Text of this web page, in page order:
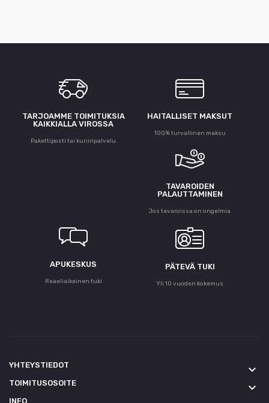
TARJOAMME TOIMITUKSIA
KAIKKIALLA VIROSSA
Pakettiposti tai kuriiripalvelu
HAITALLISET MAKSUT
100% turvallinen maksu
TAVAROIDEN
PALAUTTAMINEN
Jos tavaroissa on ongelmia
APUKESKUS
Reaaliaikainen tuki
PÄTEVÄ TUKI
Yli 10 vuoden kokemus
YHTEYSTIEDOT keyboard_arrow_down
TOIMITUSOSOITE keyboard_arrow_down
INFO